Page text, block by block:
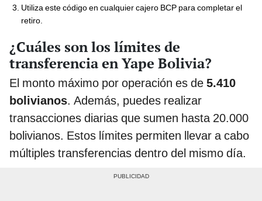
Utiliza este código en cualquier cajero BCP para completar el
retiro.
¿Cuáles son los límites de
transferencia en Yape Bolivia?
El monto máximo por operación es de 5.410
bolivianos. Además, puedes realizar
transacciones diarias que sumen hasta 20.000
bolivianos. Estos límites permiten llevar a cabo
múltiples transferencias dentro del mismo día.